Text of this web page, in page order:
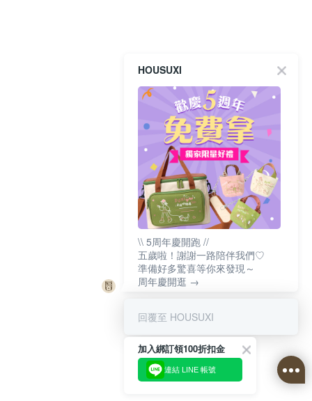
HOUSUXI
\\ 5周年慶開跑 //
五歲啦！謝謝一路陪伴我們♡
準備好多驚喜等你來發現～
周年慶開逛 →
回覆至 HOUSUXI
加入綁訂領100折扣金
連結 LINE 帳號